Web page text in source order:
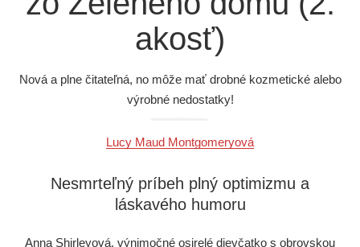
akosť)
Nová a plne čitateľná, no môže mať drobné kozmetické alebo
výrobné nedostatky!
Lucy Maud Montgomeryová
Nesmrteľný príbeh plný optimizmu a
láskavého humoru
Anna Shirleyová, výnimočné osirelé dievčatko s obrovskou